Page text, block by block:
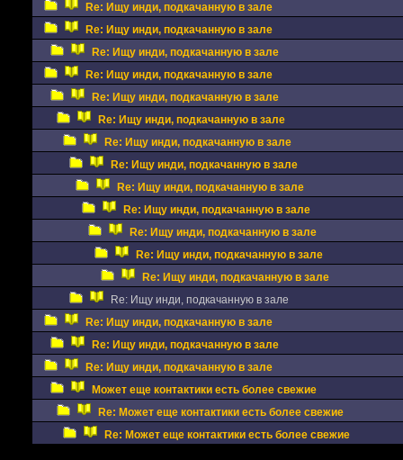
Re: Ищу инди, подкачанную в зале
Re: Ищу инди, подкачанную в зале
Re: Ищу инди, подкачанную в зале
Re: Ищу инди, подкачанную в зале
Re: Ищу инди, подкачанную в зале
Re: Ищу инди, подкачанную в зале
Re: Ищу инди, подкачанную в зале
Re: Ищу инди, подкачанную в зале
Re: Ищу инди, подкачанную в зале
Re: Ищу инди, подкачанную в зале
Re: Ищу инди, подкачанную в зале
Re: Ищу инди, подкачанную в зале
Re: Ищу инди, подкачанную в зале
Re: Ищу инди, подкачанную в зале
Re: Ищу инди, подкачанную в зале
Re: Ищу инди, подкачанную в зале
Re: Ищу инди, подкачанную в зале
Может еще контактики есть более свежие
Re: Может еще контактики есть более свежие
Re: Может еще контактики есть более свежие